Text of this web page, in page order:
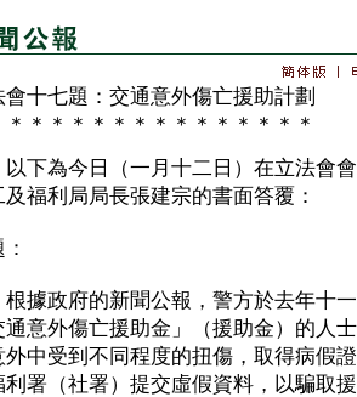
會十七題：交通意外傷亡援助計劃
＊＊＊＊＊＊＊＊＊＊＊＊＊＊＊
為今日（一月十二日）在立法會會
及福利局局長張建宗的書面答覆：
政府的新聞公報，警方於去年十一
通意外傷亡援助金」（援助金）的人
外中受到不同程度的扭傷，取得病假
利署（社署）提交虛假資料，以騙取